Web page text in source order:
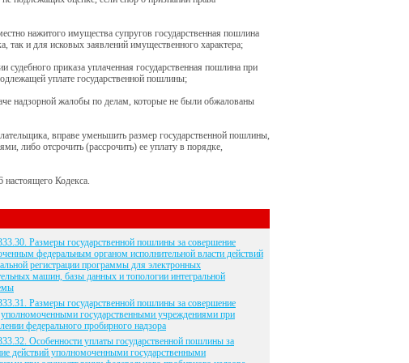
нажитого имущества супругов государственная пошлина
так и для исковых заявлений имущественного характера;
приказа уплаченная государственная пошлина при
уплате государственной пошлины;
надзорной жалобы по делам, которые не были обжалованы
вправе уменьшить размер государственной пошлины,
либо отсрочить (рассрочить) ее уплату в порядке,
Кодекса.
Размеры государственной пошлины за совершение
федеральным органом исполнительной власти действий
регистрации программы для электронных
машин, базы данных и топологии интегральной
Размеры государственной пошлины за совершение
уполномоченными государственными учреждениями при
федерального пробирного надзора
Особенности уплаты государственной пошлины за
действий уполномоченными государственными